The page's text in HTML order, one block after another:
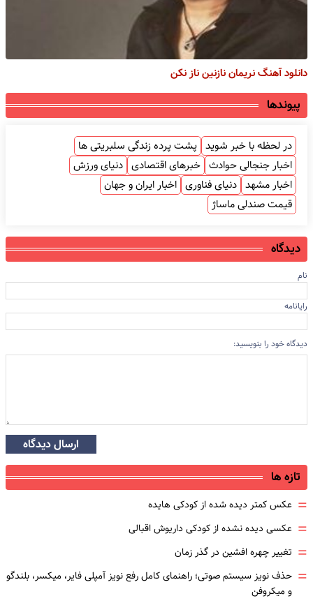
دانلود آهنگ نریمان نازنین ناز نکن
پیوندها
در لحظه با خبر شوید پشت پرده زندگی سلبریتی ها
اخبار جنجالی حوادث خبرهای اقتصادی دنیای ورزش
اخبار مشهد دنیای فناوری اخبار ایران و جهان
قیمت صندلی ماساژ
دیدگاه
نام
رایانامه
دیدگاه خود را بنویسید:
ارسال دیدگاه
تازه ها
= عکس کمتر دیده شده از کودکی هایده
= عکسی دیده نشده از کودکی داریوش اقبالی
= تغییر چهره افشین در گذر زمان
= حذف نویز سیستم صوتی؛ راهنمای کامل رفع نویز آمپلی فایر، میکسر، بلندگو
و میکروفن